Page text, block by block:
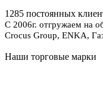
1285 постоянных
С 2006г. отгружаем на
Crocus Group, ENKA,
Наши торговые марки